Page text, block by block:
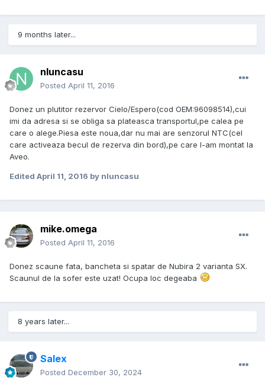
9 months later...
nluncasu
Posted April 11, 2016
Donez un plutitor rezervor Cielo/Espero(cod OEM:96098514),cui
imi da adresa si se obliga sa plateasca transportul,pe calea pe
care o alege.Piesa este noua,dar nu mai are senzorul NTC(cel
care activeaza becul de rezerva din bord),pe care l-am montat la
Aveo.
Edited April 11, 2016 by nluncasu
mike.omega
Posted April 11, 2016
Donez scaune fata, bancheta si spatar de Nubira 2 varianta SX.
Scaunul de la sofer este uzat! Ocupa loc degeaba
8 years later...
Salex
Posted December 30, 2024